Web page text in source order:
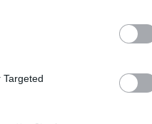
SAT, οι
κατά των
, το
καθώς και